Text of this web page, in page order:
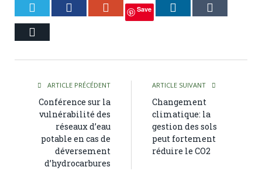
Twitter Facebook Google+
Save LinkedIn
ARTICLE PRÉCÉDENT
Conférence sur la
vulnérabilité des
réseaux d’eau
potable en cas de
déversement
d’hydrocarbures
ARTICLE SUIVANT
Changement
climatique: la
gestion des sols
peut fortement
réduire le CO2